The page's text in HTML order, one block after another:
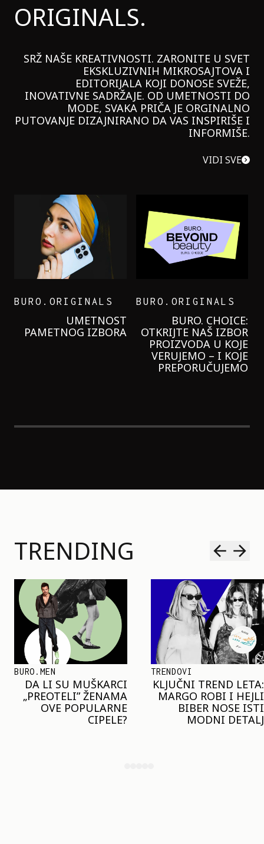
ORIGINALS.
SRŽ NAŠE KREATIVNOSTI. ZARONITE U SVET
EKSKLUZIVNIH MIKROSAJTOVA I
EDITORIJALA KOJI DONOSE SVEŽE,
INOVATIVNE SADRŽAJE. OD UMETNOSTI DO
MODE, SVAKA PRIČA JE ORGINALNO
PUTOVANJE DIZAJNIRANO DA VAS INSPIRIŠE I
INFORMIŠE.
VIDI SVE
GARNIER KREMU I
NIKADA NIŠTA
LAGANIJE NISAM
KORISTILA
TRENDING
TRENDOVI
KLJUČNI TREND LETA:
MARGO ROBI I HEJLI
BIBER NOSE ISTI
MODNI DETALJ
SHOPPING
JOŠ JE RANO ZA JAKNE
– ALI U RESERVED JE
STIGAO MODEL KOJI
ĆE BITI VELIKI TREND